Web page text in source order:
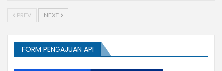
PREV NEXT
FORM PENGAJUAN API